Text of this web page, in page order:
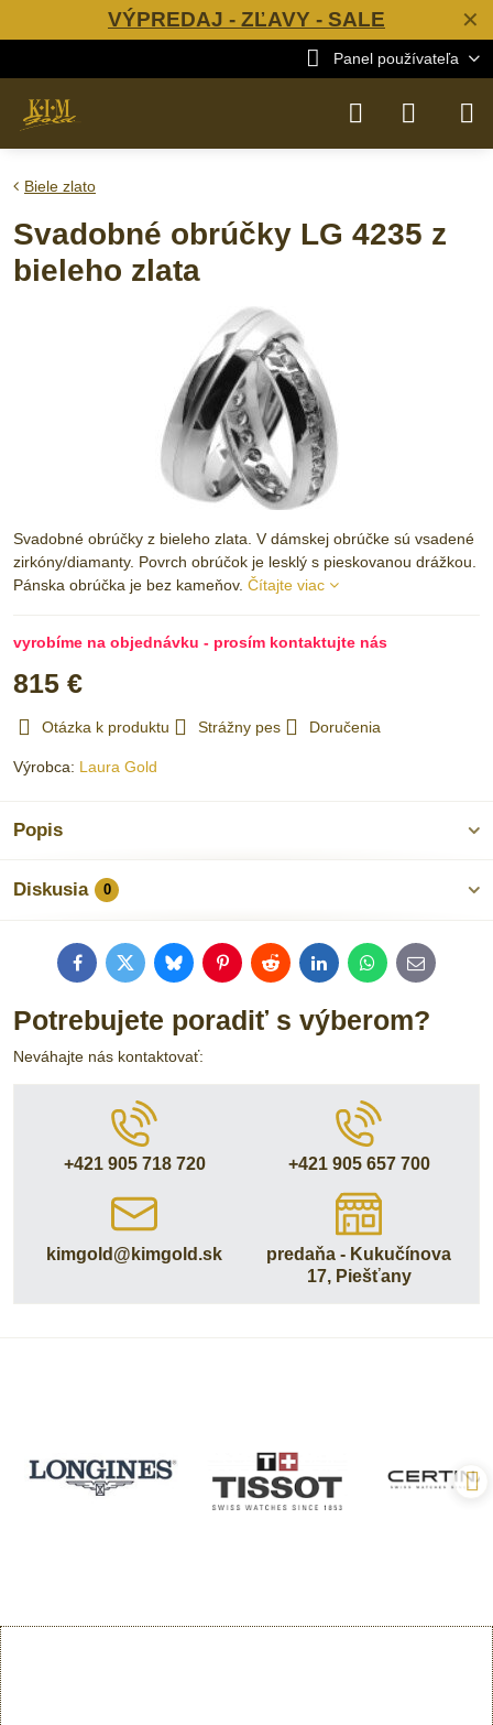
✕
VÝPREDAJ - ZĽAVY - SALE
Panel používateľa
Biele zlato
Svadobné obrúčky LG 4235 z
bieleho zlata
Svadobné obrúčky z bieleho zlata. V dámskej obrúčke sú vsadené
zirkóny/diamanty. Povrch obrúčok je lesklý s pieskovanou drážkou.
Pánska obrúčka je bez kameňov. Čítajte viac
vyrobíme na objednávku - prosím kontaktujte nás
815 €
Otázka k produktu Strážny pes Doručenia
Výrobca: Laura Gold
Popis
Diskusia 0
FacebookTwitterBlueskyPinterestRedditLinkedInWhatsApp
E-
mail
Potrebujete poradiť s výberom?
Neváhajte nás kontaktovať:
+421 905 718 720 +421 905 657 700
kimgold​@kimgold​.sk
predaňa - Kukučínova
17, Piešťany